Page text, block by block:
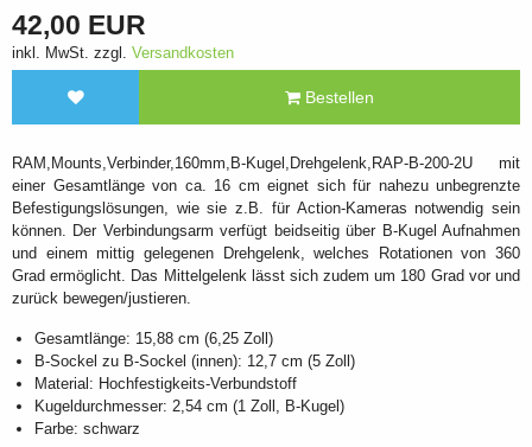
42,00 EUR
inkl. MwSt. zzgl. Versandkosten
Bestellen
RAM,Mounts,Verbinder,160mm,B-Kugel,Drehgelenk,RAP-B-200-2U mit
einer Gesamtlänge von ca. 16 cm eignet sich für nahezu unbegrenzte
Befestigungslösungen, wie sie z.B. für Action-Kameras notwendig sein
können. Der Verbindungsarm verfügt beidseitig über B-Kugel Aufnahmen
und einem mittig gelegenen Drehgelenk, welches Rotationen von 360
Grad ermöglicht. Das Mittelgelenk lässt sich zudem um 180 Grad vor und
zurück bewegen/justieren.
Gesamtlänge: 15,88 cm (6,25 Zoll)
B-Sockel zu B-Sockel (innen): 12,7 cm (5 Zoll)
Material: Hochfestigkeits-Verbundstoff
Kugeldurchmesser: 2,54 cm (1 Zoll, B-Kugel)
Farbe: schwarz